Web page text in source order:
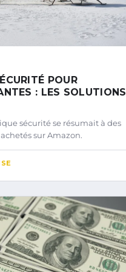
POUR
: LES SOLUTIONS
sécurité se résumait à des
sur Amazon.